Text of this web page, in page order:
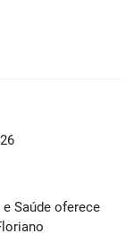
Saúde oferece